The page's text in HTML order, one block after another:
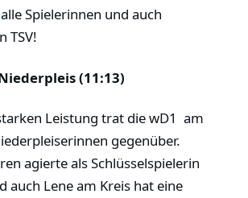
Spielerinnen und auch
TSV!
Niederpleis (11:13)
Leistung trat die wD1 am
gegenüber.
agierte als Schlüsselspielerin
auch Lene am Kreis hat eine